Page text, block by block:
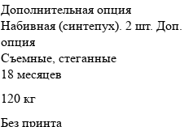
Дополнительная опция
Набивная (синтепух). 2 шт. Доп.
опция
Съемные, стеганные
18 месяцев
120 кг
Без принта